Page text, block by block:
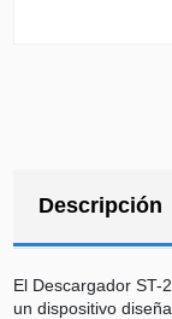
Descripción
El Descargador ST-
un dispositivo